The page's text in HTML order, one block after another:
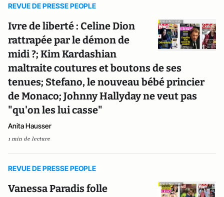
REVUE DE PRESSE PEOPLE
Ivre de liberté : Celine Dion
rattrapée par le démon de
midi ?; Kim Kardashian
maltraite coutures et boutons de ses
tenues; Stefano, le nouveau bébé princier
de Monaco; Johnny Hallyday ne veut pas
"qu'on les lui casse"
Anita Hausser
1 min de lecture
REVUE DE PRESSE PEOPLE
Vanessa Paradis folle